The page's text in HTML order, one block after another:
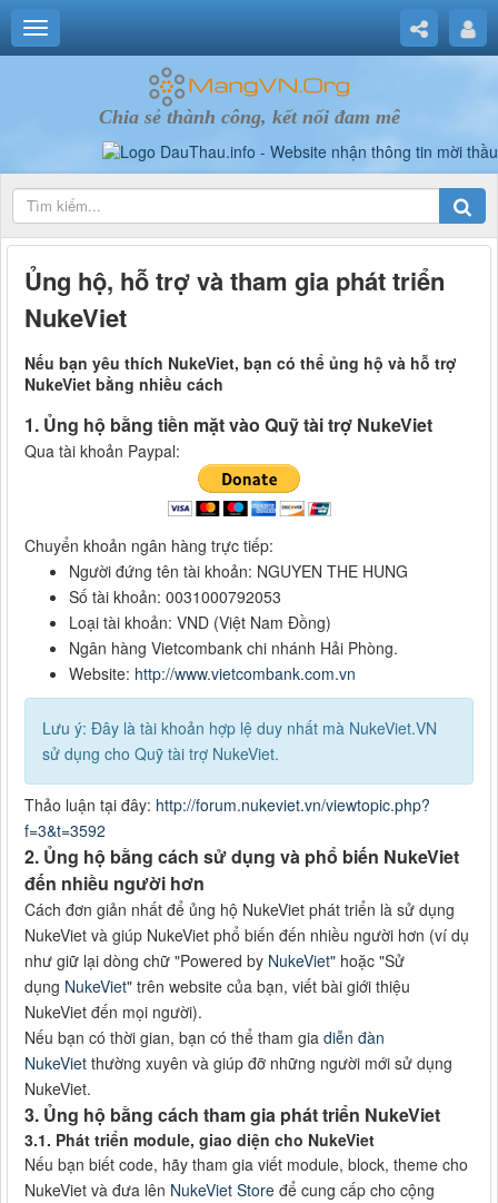
Chia sẻ thành công, kết nối đam mê
Ủng hộ, hỗ trợ và tham gia phát triển
NukeViet
Nếu bạn yêu thích NukeViet, bạn có thể ủng hộ và hỗ trợ
NukeViet bằng nhiều cách
1. Ủng hộ bằng tiền mặt vào Quỹ tài trợ NukeViet
Qua tài khoản Paypal:
Chuyển khoản ngân hàng trực tiếp:
Người đứng tên tài khoản: NGUYEN THE HUNG
Số tài khoản: 0031000792053
Loại tài khoản: VND (Việt Nam Đồng)
Ngân hàng Vietcombank chi nhánh Hải Phòng.
Website: http://www.vietcombank.com.vn
Lưu ý: Đây là tài khoản hợp lệ duy nhất mà NukeViet.VN
sử dụng cho Quỹ tài trợ NukeViet.
Thảo luận tại đây: http://forum.nukeviet.vn/viewtopic.php?
f=3&t=3592
2. Ủng hộ bằng cách sử dụng và phổ biến NukeViet
đến nhiều người hơn
Cách đơn giản nhất để ủng hộ NukeViet phát triển là sử dụng
NukeViet và giúp NukeViet phổ biến đến nhiều người hơn (ví dụ
như giữ lại dòng chữ "Powered by NukeViet" hoặc "Sử
dụng NukeViet" trên website của bạn, viết bài giới thiệu
NukeViet đến mọi người).
Nếu bạn có thời gian, bạn có thể tham gia diễn đàn
NukeViet thường xuyên và giúp đỡ những người mới sử dụng
NukeViet.
3. Ủng hộ bằng cách tham gia phát triển NukeViet
3.1. Phát triển module, giao diện cho NukeViet
Nếu bạn biết code, hãy tham gia viết module, block, theme cho
NukeViet và đưa lên NukeViet Store để cung cấp cho cộng